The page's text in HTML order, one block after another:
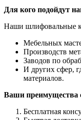
Для кого подойдут
Наши шлифовальные
Мебельных
Производств
Заводов по
И других сфер,
материалов.
Ваши преимущества
Бесплатная